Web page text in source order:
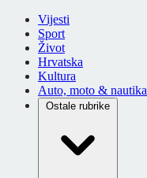
Vijesti
Sport
Život
Hrvatska
Kultura
Auto, moto & nautika
Ostale rubrike